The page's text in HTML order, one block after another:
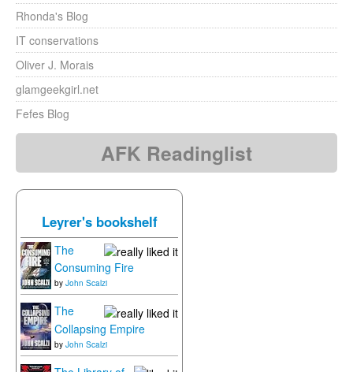
Rhonda's Blog
IT conservations
Oliver J. Morais
glamgeekgirl.net
Fefes Blog
AFK Readinglist
Leyrer's bookshelf
The
Consuming Fire
by John Scalzi
The
Collapsing Empire
by John Scalzi